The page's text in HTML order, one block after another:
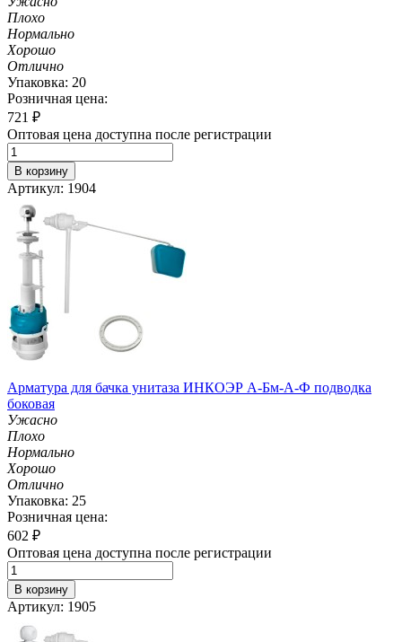
Плохо
Нормально
Хорошо
Отлично
Упаковка: 20
Розничная цена:
721 ₽
Оптовая цена доступна после регистрации
В корзину
Артикул: 1904
Арматура для бачка унитаза ИНКОЭР А-Бм-А-Ф подводка
боковая
Ужасно
Плохо
Нормально
Хорошо
Отлично
Упаковка: 25
Розничная цена:
602 ₽
Оптовая цена доступна после регистрации
В корзину
Артикул: 1905